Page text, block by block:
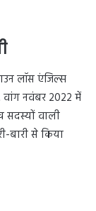
लॉस एंजिल्स
वांग नवंबर 2022 में
सदस्यों वाली
बारी से किया